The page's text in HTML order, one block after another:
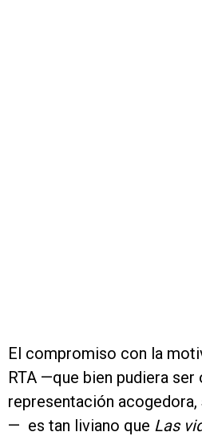
El compromiso con la
RTA —que bien pudiera ser
representación acogedora,
— es tan liviano que Las